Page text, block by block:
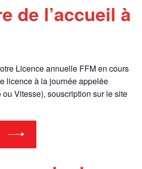
de l’accueil à
Licence annuelle FFM en cours
licence à la journée appelée
Vitesse), souscription sur le site